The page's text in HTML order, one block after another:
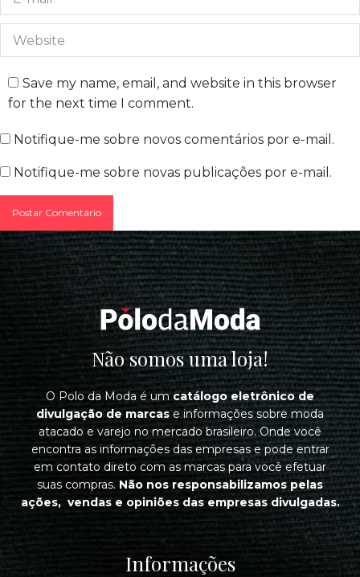
Website
Save my name, email, and website in this browser
for the next time I comment.
Notifique-me sobre novos comentários por e-mail.
Notifique-me sobre novas publicações por e-mail.
Postar Comentário
Não somos uma loja!
O Polo da Moda é umcatálogo eletrônico de
divulgação de marcase informações sobre moda
atacado e varejo no mercado brasileiro. Onde você
encontra as informações das empresas e pode entrar
em contato direto com as marcas para você efetuar
suas compras. Não nos responsabilizamos pelas
ações, vendas e opiniões das empresas divulgadas.
Informações